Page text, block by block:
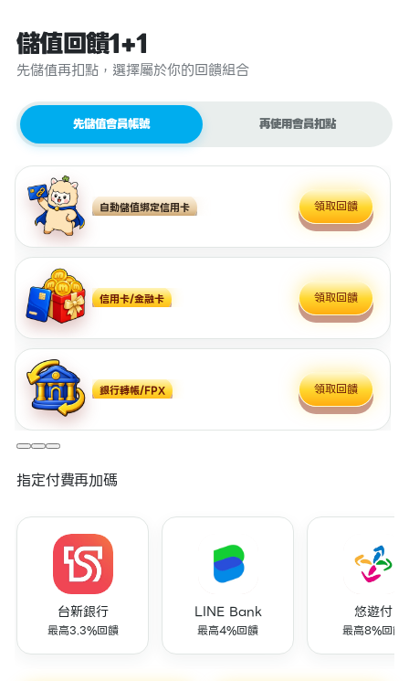
儲值回饋1+1
先儲值再扣點，選擇屬於你的回饋組合
先儲值會員帳號 再使用會員扣點
自動儲值綁定信用卡 領取回饋
信用卡/金融卡 領取回饋
銀行轉帳/FPX 領取回饋
指定付費再加碼
台新銀行
最高3.3%回饋
LINE Bank
最高4%回饋
悠遊付
最高8%回饋